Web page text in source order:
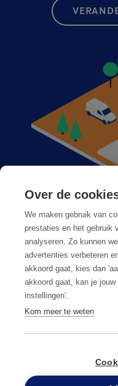
Algemene
Over de
We maken gebruik van
prestaties en het gebruik
analyseren. Zo kunnen
advertenties verbeteren
akkoord gaat, kies dan
akkoord gaat, kan je
instellingen'.
Kom meer te weten